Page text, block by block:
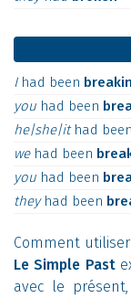
I had been
you had been
he|she|it had been
we had been
you had been
they had been
Comment
Le Simple Past
avec le